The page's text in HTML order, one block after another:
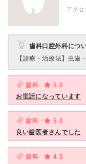
アク
歯科口腔外科につ
【診療・治療法】 虫歯
歯科
5.0
お世話になっています
歯科
5.0
良い歯医者さんでした
歯科
4.5